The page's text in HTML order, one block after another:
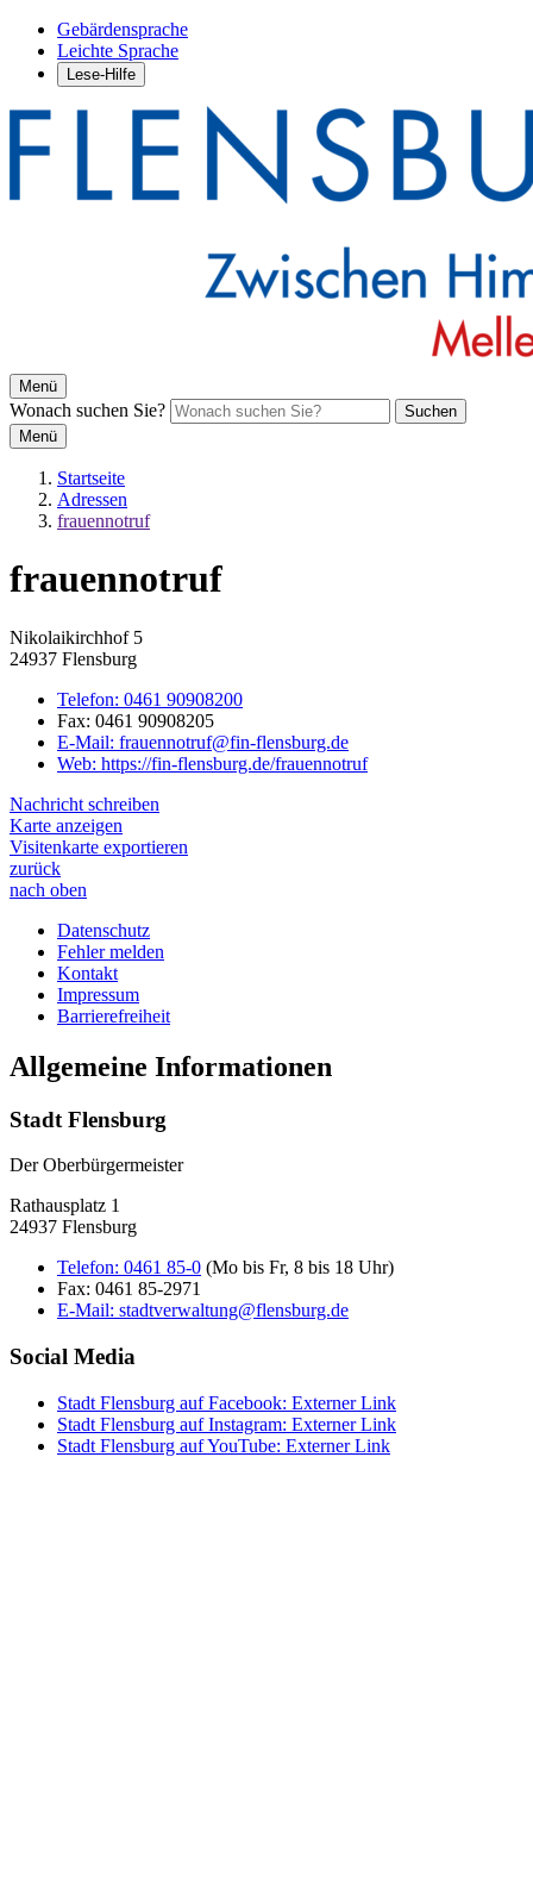
Gebärdensprache
Leichte Sprache
Lese-Hilfe
Menü
Wonach suchen Sie?
Suchen
Menü
Startseite
Adressen
frauennotruf
frauennotruf
Nikolaikirchhof 5
24937 Flensburg
Telefon: 0461 90908200
Fax: 0461 90908205
E-Mail: frauennotruf@fin-flensburg.de
Web: https://fin-flensburg.de/frauennotruf
Nachricht schreiben
Karte anzeigen
Visitenkarte exportieren
zurück
nach oben
Datenschutz
Fehler melden
Kontakt
Impressum
Barrierefreiheit
Allgemeine Informationen
Stadt Flensburg
Der Oberbürgermeister
Rathausplatz 1
24937 Flensburg
Telefon: 0461 85-0 (Mo bis Fr, 8 bis 18 Uhr)
Fax: 0461 85-2971
E-Mail: stadtverwaltung@flensburg.de
Social Media
Stadt Flensburg auf Facebook: Externer Link
Stadt Flensburg auf Instagram: Externer Link
Stadt Flensburg auf YouTube: Externer Link